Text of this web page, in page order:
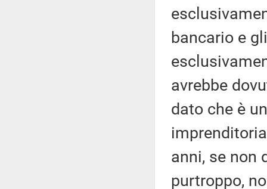
bancario e
avrebbe
dato che è
anni, se non
purtroppo,